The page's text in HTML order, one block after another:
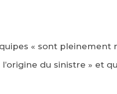
« sont
du sinistre » et